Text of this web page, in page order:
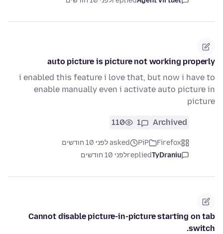
auto picture is picture not working properly
i enabled this feature i love that, but now i have to
enable manually even i activate auto picture in
picture
Archived
1
110
Firefox
PiP
asked לפני 10 חודשים
TyDraniu
repliedלפני 10 חודשים
Cannot disable picture-in-picture starting on tab
switch.